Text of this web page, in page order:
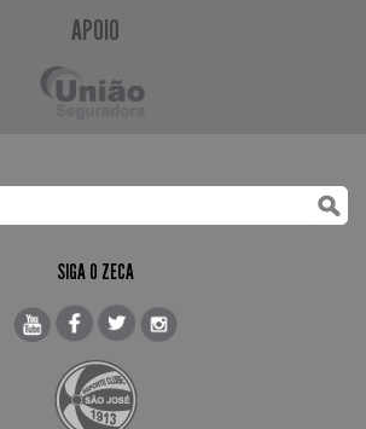
APOIO
SIGA O ZECA